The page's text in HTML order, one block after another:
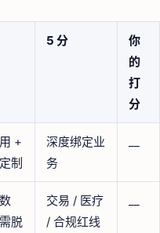
5 分
你
的
打
分
+
制
深度绑定业
务
脱
交易 / 医疗
/ 合规红线